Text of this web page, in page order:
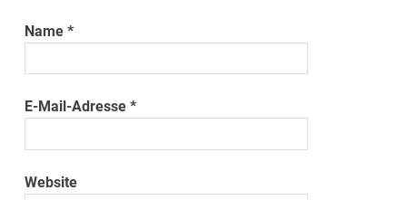
Name*
E-Mail-Adresse*
Website